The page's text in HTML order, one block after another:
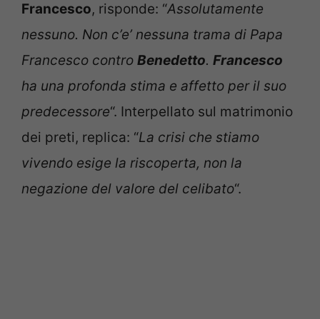
Francesco, risponde: “Assolutamente
nessuno. Non c’e’ nessuna trama di Papa
Francesco contro Benedetto. Francesco
ha una profonda stima e affetto per il suo
predecessore“. Interpellato sul matrimonio
dei preti, replica: “La crisi che stiamo
vivendo esige la riscoperta, non la
negazione del valore del celibato“.